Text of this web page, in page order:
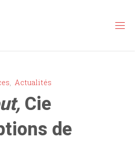
Actualités
Cie
de